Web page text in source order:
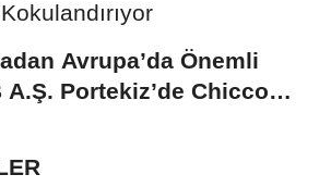
Avrupa’da Önemli
A.Ş. Portekiz’de Chicco